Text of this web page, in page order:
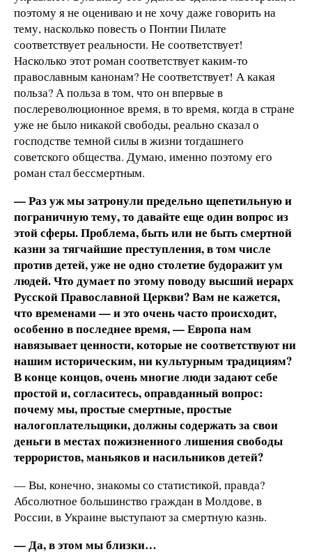
поэтому я не оцениваю и не хочу даже говорить на
тему, насколько повесть о Понтии Пилате
соответствует реальности. Не соответствует!
Насколько этот роман соответствует каким-то
православным канонам? Не соответствует! А какая
польза? А польза в том, что он впервые в
послереволюционное время, в то время, когда в стране
уже не было никакой свободы, реально сказал о
господстве темной силы в жизни тогдашнего
советского общества. Думаю, именно поэтому его
роман стал бессмертным.
— Раз уж мы затронули предельно щепетильную и
пограничную тему, то давайте еще один вопрос из
этой сферы. Проблема, быть или не быть смертной
казни за тягчайшие преступления, в том числе
против детей, уже не одно столетие будоражит ум
людей. Что думает по этому поводу высший иерарх
Русской Православной Церкви? Вам не кажется,
что временами — и это очень часто происходит,
особенно в последнее время, — Европа нам
навязывает ценности, которые не соответствуют ни
нашим историческим, ни культурным традициям?
В конце концов, очень многие люди задают себе
простой и, согласитесь, оправданный вопрос:
почему мы, простые смертные, простые
налогоплательщики, должны содержать за свои
деньги в местах пожизненного лишения свободы
террористов, маньяков и насильников детей?
— Вы, конечно, знакомы со статистикой, правда?
Абсолютное большинство граждан в Молдове, в
России, в Украине выступают за смертную казнь.
— Да, в этом мы близки…